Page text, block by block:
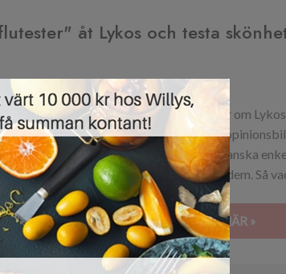
åt Lykos och testa
om ordet ”influtester” finns på riktigt eller om
det en blandning av orden ”influencer”
Och vad det handlar om är egentligen ganska
– utan att betala – för att utvärdera dem. Så
VISA VAD DU GÅR FÖR HÄR »